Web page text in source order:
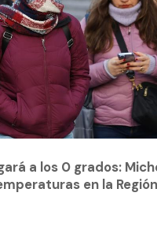
en la Región
a los 0 grados:
en la Región